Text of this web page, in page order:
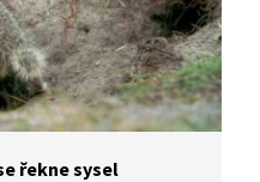
řekne sysel